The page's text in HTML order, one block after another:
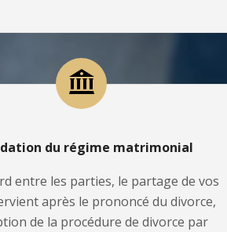
du régime matrimonial
entre les parties, le partage de vos
après le prononcé du divorce,
de la procédure de divorce par